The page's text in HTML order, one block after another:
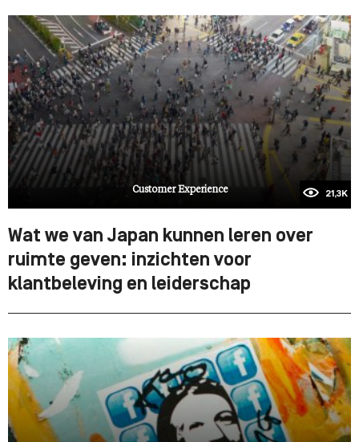
Customer Experience 21,3K
Wat we van Japan kunnen leren over
ruimte geven: inzichten voor
klantbeleving en leiderschap